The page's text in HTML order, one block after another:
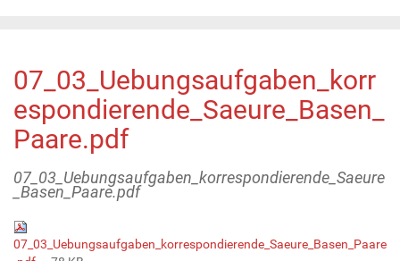
07_03_Uebungsaufgaben_korr
espondierende_Saeure_Basen_
Paare.pdf
07_03_Uebungsaufgaben_korrespondierende_Saeure
_Basen_Paare.pdf
07_03_Uebungsaufgaben_korrespondierende_Saeure_Basen_Paare